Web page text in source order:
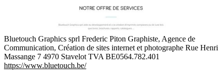
Bluetouch Graphics sprl Frederic Piton Graphiste, Agence de
Communication, Création de sites internet et photographe Rue Henri
Massange 7 4970 Stavelot TVA BE0564.782.401
https://www.bluetouch.be/